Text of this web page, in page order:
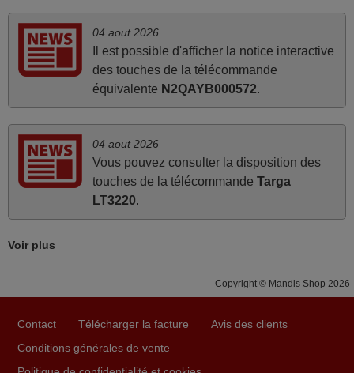
promesse. Le document permet de connaître facilement
la fonction des différentes touches. De plus, elle est
directement utilisable moyennant l'insertion des 2 piles
fournies.
mars 2026
La telecommande fonctionne tres bien, et service rapide
Parfait.. je recommande..!
04 aout 2026
Il est possible d'afficher la notice interactive
des touches de la télécommande
équivalente N2QAYB000572.
04 aout 2026
Vous pouvez consulter la disposition des
touches de la télécommande Targa
LT3220.
Voir plus
Copyright © Mandis Shop 2026
Contact Télécharger la facture
Avis des clients
Conditions générales de vente